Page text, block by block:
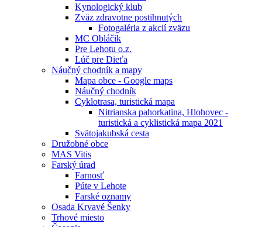
Kynologický klub
Zväz zdravotne postihnutých
Fotogaléria z akcií zväzu
MC Obláčik
Pre Lehotu o.z.
Lúč pre Dieťa
Náučný chodník a mapy
Mapa obce - Google maps
Náučný chodník
Cyklotrasa, turistická mapa
Nitrianska pahorkatina, Hlohovec -
turistická a cyklistická mapa 2021
Svätojakubská cesta
Družobné obce
MAS Vitis
Farský úrad
Farnosť
Púte v Lehote
Farské oznamy
Osada Krvavé Šenky
Trhové miesto